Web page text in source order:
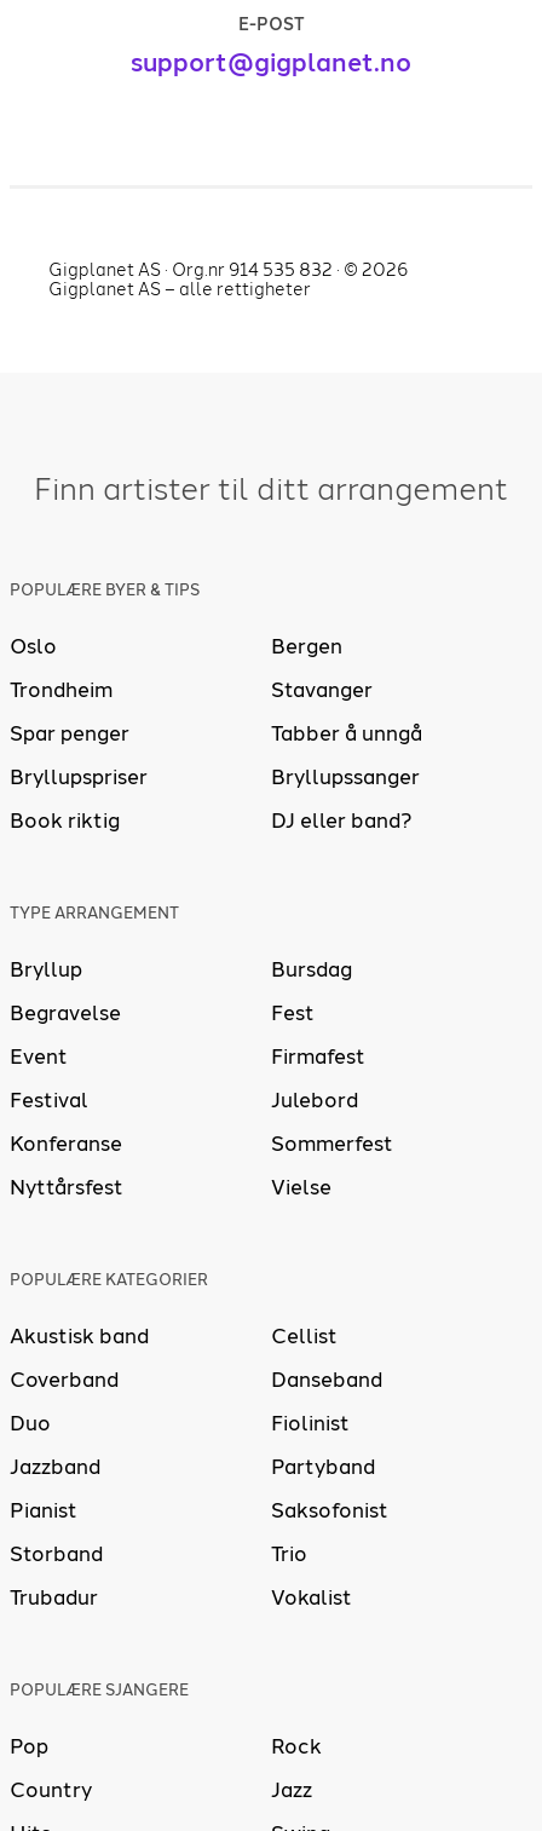
E-POST
support@gigplanet.no
Gigplanet AS · Org.nr 914 535 832 · © 2026
Gigplanet AS – alle rettigheter
Finn artister til ditt arrangement
POPULÆRE BYER & TIPS
Oslo
Bergen
Trondheim
Stavanger
Spar penger
Tabber å unngå
Bryllupspriser
Bryllupssanger
Book riktig
DJ eller band?
TYPE ARRANGEMENT
Bryllup
Bursdag
Begravelse
Fest
Event
Firmafest
Festival
Julebord
Konferanse
Sommerfest
Nyttårsfest
Vielse
POPULÆRE KATEGORIER
Akustisk band
Cellist
Coverband
Danseband
Duo
Fiolinist
Jazzband
Partyband
Pianist
Saksofonist
Storband
Trio
Trubadur
Vokalist
POPULÆRE SJANGERE
Pop
Rock
Country
Jazz